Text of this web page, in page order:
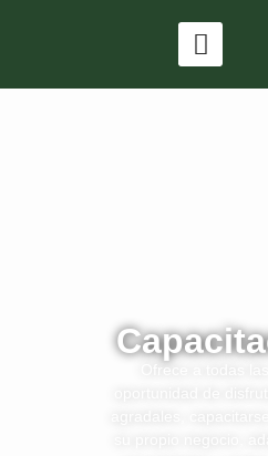
Ofrece a todas